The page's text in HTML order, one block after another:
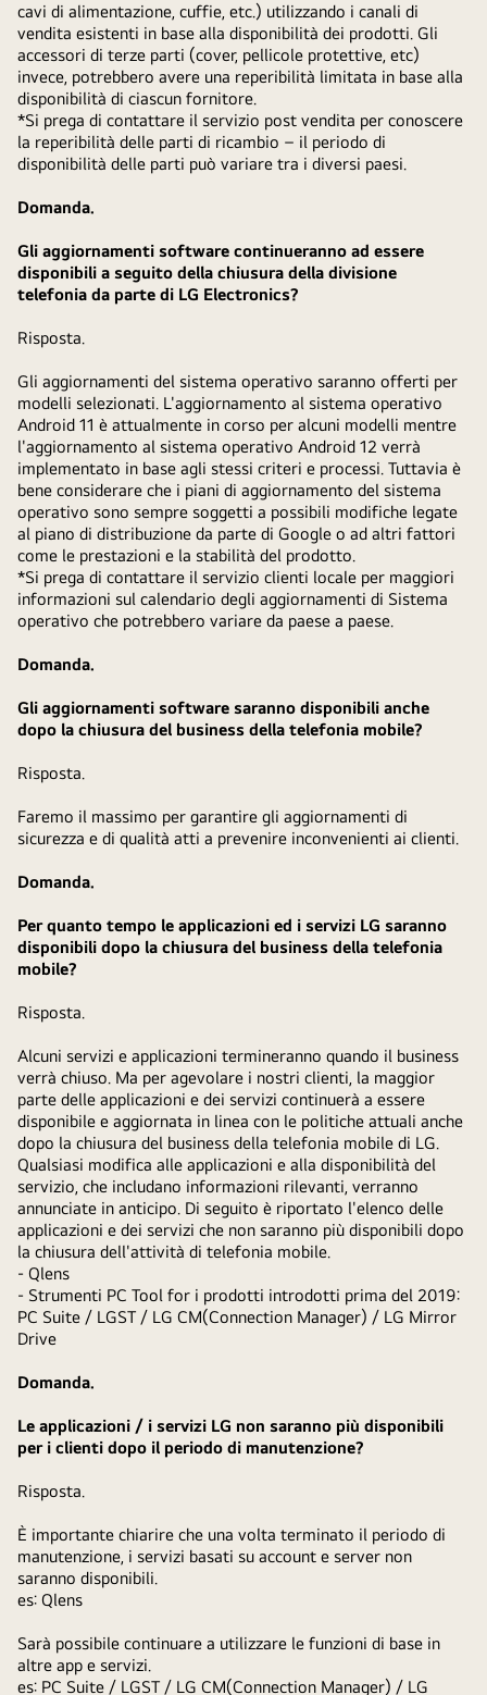
cavi di alimentazione, cuffie, etc.) utilizzando i canali di
vendita esistenti in base alla disponibilità dei prodotti. Gli
accessori di terze parti (cover, pellicole protettive, etc)
invece, potrebbero avere una reperibilità limitata in base alla
disponibilità di ciascun fornitore.
*Si prega di contattare il servizio post vendita per conoscere
la reperibilità delle parti di ricambio – il periodo di
disponibilità delle parti può variare tra i diversi paesi.
Domanda.
Gli aggiornamenti software continueranno ad essere
disponibili a seguito della chiusura della divisione
telefonia da parte di LG Electronics?
Risposta.
Gli aggiornamenti del sistema operativo saranno offerti per
modelli selezionati. L'aggiornamento al sistema operativo
Android 11 è attualmente in corso per alcuni modelli mentre
l'aggiornamento al sistema operativo Android 12 verrà
implementato in base agli stessi criteri e processi. Tuttavia è
bene considerare che i piani di aggiornamento del sistema
operativo sono sempre soggetti a possibili modifiche legate
al piano di distribuzione da parte di Google o ad altri fattori
come le prestazioni e la stabilità del prodotto.
*Si prega di contattare il servizio clienti locale per maggiori
informazioni sul calendario degli aggiornamenti di Sistema
operativo che potrebbero variare da paese a paese.
Domanda.
Gli aggiornamenti software saranno disponibili anche
dopo la chiusura del business della telefonia mobile?
Risposta.
Faremo il massimo per garantire gli aggiornamenti di
sicurezza e di qualità atti a prevenire inconvenienti ai clienti.
Domanda.
Per quanto tempo le applicazioni ed i servizi LG saranno
disponibili dopo la chiusura del business della telefonia
mobile?
Risposta.
Alcuni servizi e applicazioni termineranno quando il business
verrà chiuso. Ma per agevolare i nostri clienti, la maggior
parte delle applicazioni e dei servizi continuerà a essere
disponibile e aggiornata in linea con le politiche attuali anche
dopo la chiusura del business della telefonia mobile di LG.
Qualsiasi modifica alle applicazioni e alla disponibilità del
servizio, che includano informazioni rilevanti, verranno
annunciate in anticipo. Di seguito è riportato l'elenco delle
applicazioni e dei servizi che non saranno più disponibili dopo
la chiusura dell'attività di telefonia mobile.
- Qlens
- Strumenti PC Tool for i prodotti introdotti prima del 2019:
PC Suite / LGST / LG CM(Connection Manager) / LG Mirror
Drive
Domanda.
Le applicazioni / i servizi LG non saranno più disponibili
per i clienti dopo il periodo di manutenzione?
Risposta.
È importante chiarire che una volta terminato il periodo di
manutenzione, i servizi basati su account e server non
saranno disponibili.
es: Qlens
Sarà possibile continuare a utilizzare le funzioni di base in
altre app e servizi.
es: PC Suite / LGST / LG CM(Connection Manager) / LG